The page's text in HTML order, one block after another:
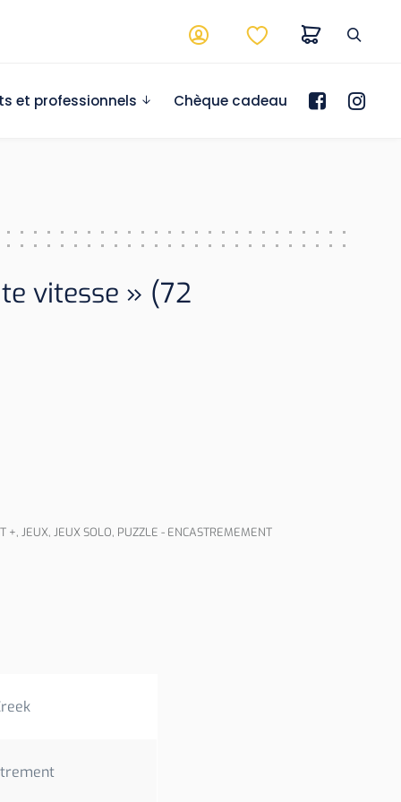
et professionnels Chèque cadeau
vitesse » (72
+, JEUX, JEUX SOLO, PUZZLE - ENCASTREMEMENT